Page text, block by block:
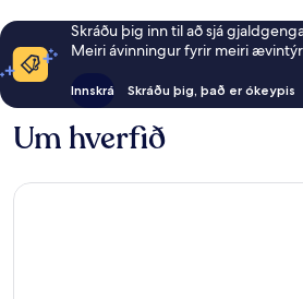
Skráðu þig inn til að sjá
Meiri ávinningur fyrir meiri
Innskrá Skráðu þig, það er ókeypis
Um hverfið